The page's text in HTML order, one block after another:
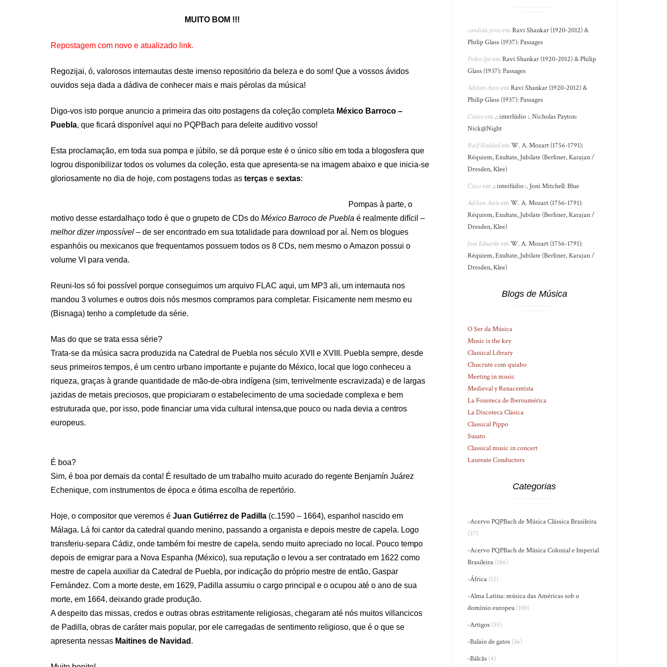
MUITO BOM !!!
Repostagem com novo e atualizado link.
Regozijai, ó, valorosos internautas deste imenso repositório da beleza e do som! Que a vossos ávidos
ouvidos seja dada a dádiva de conhecer mais e mais pérolas da música!
Digo-vos isto porque anuncio a primeira das oito postagens da coleção completa México Barroco –
Puebla, que ficará disponível aqui no PQPBach para deleite auditivo vosso!
Esta proclamação, em toda sua pompa e júbilo, se dá porque este é o único sítio em toda a blogosfera que
logrou disponibilizar todos os volumes da coleção, esta que apresenta-se na imagem abaixo e que inicia-se
gloriosamente no dia de hoje, com postagens todas as terças e sextas:
Pompas à parte, o
motivo desse estardalhaço todo é que o grupeto de CDs do México Barroco de Puebla é realmente difícil –
melhor dizer impossível – de ser encontrado em sua totalidade para download por aí. Nem os blogues
espanhóis ou mexicanos que frequentamos possuem todos os 8 CDs, nem mesmo o Amazon possui o
volume VI para venda.
Reuni-los só foi possível porque conseguimos um arquivo FLAC aqui, um MP3 ali, um internauta nos
mandou 3 volumes e outros dois nós mesmos compramos para completar. Fisicamente nem mesmo eu
(Bisnaga) tenho a completude da série.
Mas do que se trata essa série?
Trata-se da música sacra produzida na Catedral de Puebla nos século XVII e XVIII. Puebla sempre, desde
seus primeiros tempos, é um centro urbano importante e pujante do México, local que logo conheceu a
riqueza, graças à grande quantidade de mão-de-obra indígena (sim, terrivelmente escravizada) e de largas
jazidas de metais preciosos, que propiciaram o estabelecimento de uma sociedade complexa e bem
estruturada que, por isso, pode financiar uma vida cultural intensa,que pouco ou nada devia a centros
europeus.
É boa?
Sim, é boa por demais da conta! É resultado de um trabalho muito acurado do regente Benjamín Juárez
Echenique, com instrumentos de época e ótima escolha de repertório.
Hoje, o compositor que veremos é Juan Gutiérrez de Padilla (c.1590 – 1664), espanhol nascido em
Málaga. Lá foi cantor da catedral quando menino, passando a organista e depois mestre de capela. Logo
transferiu-separa Cádiz, onde também foi mestre de capela, sendo muito apreciado no local. Pouco tempo
depois de emigrar para a Nova Espanha (México), sua reputação o levou a ser contratado em 1622 como
mestre de capela auxiliar da Catedral de Puebla, por indicação do próprio mestre de então, Gaspar
Fernández. Com a morte deste, em 1629, Padilla assumiu o cargo principal e o ocupou até o ano de sua
morte, em 1664, deixando grade produção.
A despeito das missas, credos e outras obras estritamente religiosas, chegaram até nós muitos villancicos
de Padilla, obras de caráter mais popular, por ele carregadas de sentimento religioso, que é o que se
apresenta nessas Maitines de Navidad .
candida piresemRavi Shankar (1920-2012) &
Philip Glass (1937): Passages
Pedro IpêemRavi Shankar (1920-2012) & Philip
Glass (1937): Passages
Adilson AssisemRavi Shankar (1920-2012) &
Philip Glass (1937): Passages
Cássioem .: interlúdio :. Nicholas Payton:
Nick@Night
Raif HaddademW. A. Mozart (1756-1791):
Réquiem, Exultate, Jubilate (Berliner, Karajan /
Dresden, Klee)
Ciscoem .: interlúdio :. Joni Mitchell: Blue
Adilson AssisemW. A. Mozart (1756-1791):
Réquiem, Exultate, Jubilate (Berliner, Karajan /
Dresden, Klee)
José EduardoemW. A. Mozart (1756-1791):
Réquiem, Exultate, Jubilate (Berliner, Karajan /
Dresden, Klee)
Blogs de Música
O Ser da Música
Music is the key
Classical Library
Chucrute com quiabo
Meeting in music
Medieval y Renacentista
La Fonoteca de Iberoamérica
La Discoteca Clásica
Classical Pippo
Susato
Classical music in concert
Laureate Conductors
Categorias
-Acervo PQPBach de Música Clássica Brasileira
(37)
-Acervo PQPBach de Música Colonial e Imperial
Brasileira (186)
-África (12)
-Alma Latina: música das Américas sob o
domínio europeu (100)
-Artigos (35)
-Balaio de gatos (36)
-Bálcãs (4)